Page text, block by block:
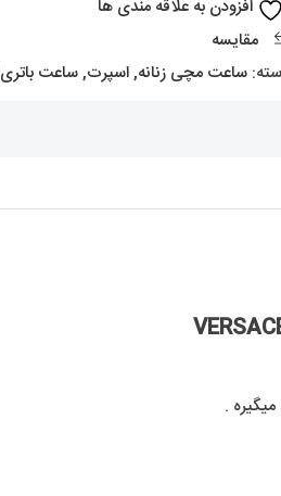
صفحه
افزودن به علاقه مندی ها
مقایسه
ساعت مچی زنانه,اسپرت,ساعت
.